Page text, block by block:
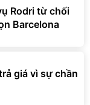
Rodri từ chối
Barcelona
giá vì sự chần